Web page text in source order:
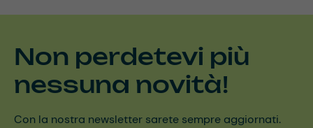
Non perdetevi più
nessuna novità!
Con la nostra newsletter sarete sempre aggiornati.